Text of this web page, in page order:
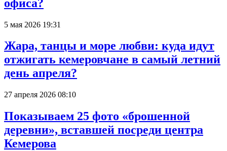
офиса?
5 мая 2026 19:31
Жара, танцы и море любви: куда идут
отжигать кемеровчане в самый летний
день апреля?
27 апреля 2026 08:10
Показываем 25 фото «брошенной
деревни», вставшей посреди центра
Кемерова